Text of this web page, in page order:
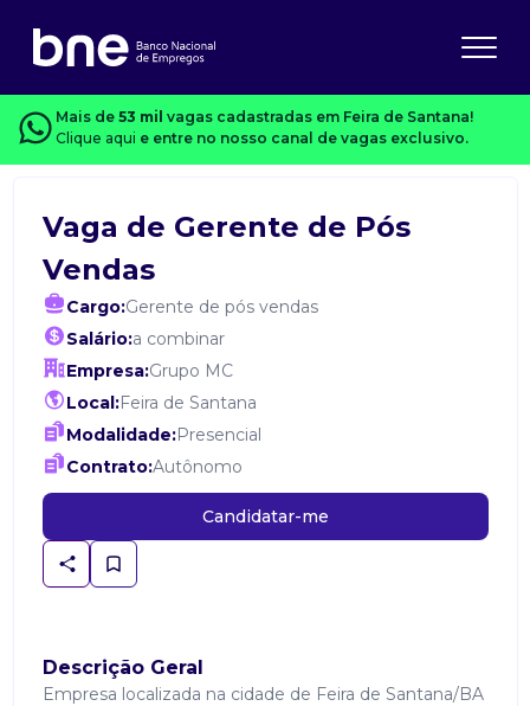
Mais de 53 mil vagas cadastradas em Feira de Santana!
Clique aqui e entre no nosso canal de vagas exclusivo.
Vaga de Gerente de Pós
Vendas
Cargo:Gerente de pós vendas
Salário:a combinar
Empresa:Grupo MC
Local:Feira de Santana
Modalidade:Presencial
Contrato:Autônomo
Candidatar-me
Descrição Geral
Empresa localizada na cidade de Feira de Santana/BA